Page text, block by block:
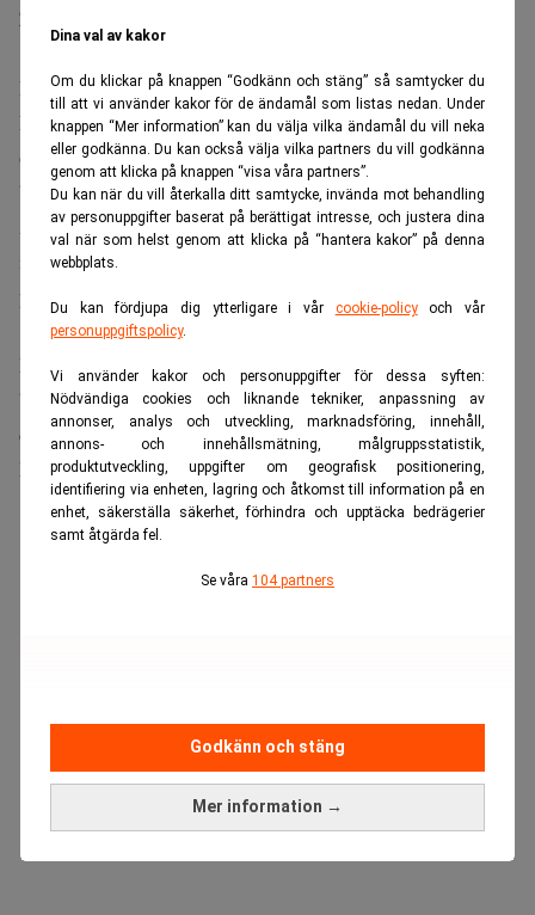
Dina val av kakor
Om du klickar på knappen “Godkänn och stäng” så samtycker du
till att vi använder kakor för de ändamål som listas nedan. Under
knappen “Mer information” kan du välja vilka ändamål du vill neka
eller godkänna. Du kan också välja vilka partners du vill godkänna
genom att klicka på knappen “visa våra partners”.
Du kan när du vill återkalla ditt samtycke, invända mot behandling
av personuppgifter baserat på berättigat intresse, och justera dina
val när som helst genom att klicka på “hantera kakor” på denna
webbplats.
Du kan fördjupa dig ytterligare i vår cookie-policyoch vår
personuppgiftspolicy.
Vi använder kakor och personuppgifter för dessa syften:
Nödvändiga cookies och liknande tekniker, anpassning av
annonser, analys och utveckling, marknadsföring, innehåll,
annons- och innehållsmätning, målgruppsstatistik,
produktutveckling, uppgifter om geografisk positionering,
identifiering via enheten, lagring och åtkomst till information på en
enhet, säkerställa säkerhet, förhindra och upptäcka bedrägerier
samt åtgärda fel.
Se våra 104 partners
Mer information →
Godkänn och stäng
Z kortet. Realtid
Krisberedskap kräver fler alternativ
Elfstrand beskriver finansiell krisberedskap som en fråga
om att inte göra sig beroende av en enda
betalningslösning.
Att ha kontanter hemma är en del av beredskapen, men
inte hela lösningen. Betalningssystemen bygger på flera
parallella nätverk.
Enligt Elfstrand bör hushåll därför ha flera
betalningsalternativ och tillgång till digital identifiering,
exempelvis BankID, om delar av infrastrukturen slås ut.
Färre kontor – större risker
ANNONS